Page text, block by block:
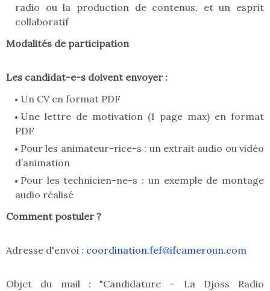
radio ou la production de contenus, et un esprit
collaboratif
Modalités de participation
Les candidat-e-s doivent envoyer :
Un CV en format PDF
Une lettre de motivation (1 page max) en format
PDF
Pour les animateur-rice-s : un extrait audio ou vidéo
d’animation
Pour les technicien-ne-s : un exemple de montage
audio réalisé
Comment postuler ?
Adresse d'envoi : coordination.fef@ifcameroun.com
Objet du mail : "Candidature – La Djoss Radio